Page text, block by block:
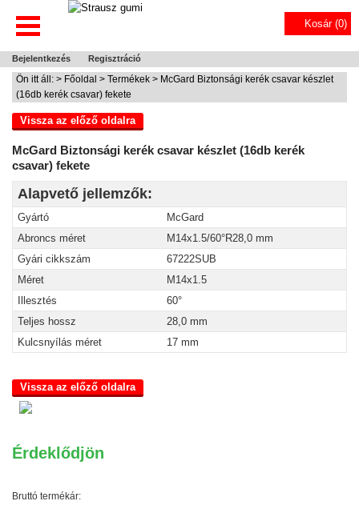
Kosár (0)
Bejelentkezés Regisztráció
Ön itt áll: > Főoldal > Termékek > McGard Biztonsági kerék csavar készlet
(16db kerék csavar) fekete
Vissza az előző oldalra
McGard Biztonsági kerék csavar készlet (16db kerék
csavar) fekete
Alapvető jellemzők:
Gyártó
McGard
Abroncs méret
M14x1.5/60°R28,0 mm
Gyári cikkszám
67222SUB
Méret
M14x1.5
Illesztés
60°
Teljes hossz
28,0 mm
Kulcsnyílás méret
17 mm
Vissza az előző oldalra
Érdeklődjön
Bruttó termékár: